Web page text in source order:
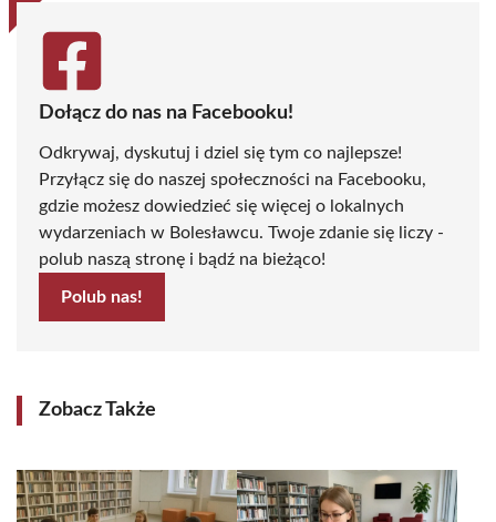
Dołącz do nas na Facebooku!
Odkrywaj, dyskutuj i dziel się tym co najlepsze!
Przyłącz się do naszej społeczności na Facebooku,
gdzie możesz dowiedzieć się więcej o lokalnych
wydarzeniach w Bolesławcu. Twoje zdanie się liczy -
polub naszą stronę i bądź na bieżąco!
Polub nas!
Zobacz Także